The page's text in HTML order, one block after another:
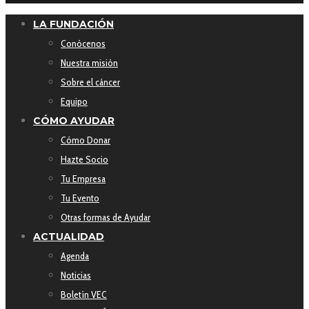
LA FUNDACIÓN
Conócenos
Nuestra misión
Sobre el cáncer
Equipo
CÓMO AYUDAR
Cómo Donar
Hazte Socio
Tu Empresa
Tu Evento
Otras formas de Ayudar
ACTUALIDAD
Agenda
Noticias
Boletín VEC